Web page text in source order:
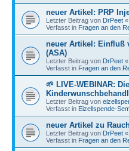
neuer Artikel: PRP
Letzter Beitrag von DrPeet «
Verfasst in Fragen an den
neuer Artikel: Einfluß
(ASA)
Letzter Beitrag von DrPeet «
Verfasst in Fragen an den
🌱 LIVE-WEBINAR:
Letzter Beitrag von
Verfasst in Eizellspende-
neuer Artikel zu
Letzter Beitrag von DrPeet «
Verfasst in Fragen an den